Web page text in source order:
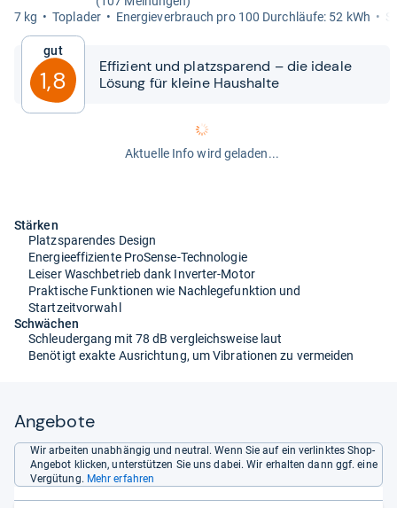
7 kg
Topla­der Ener­gie­ver­brauch pro 100 Durch­läufe: 52 kWh
Gut
1,8
Effi­zi­ent und platz­spa­rend – die ideale
Lösung für kleine Haus­halte
Aktuelle Info wird geladen...
Stärken
Platzsparendes Design
Energieeffiziente ProSense-Technologie
Leiser Waschbetrieb dank Inverter-Motor
Praktische Funktionen wie Nachlegefunktion und
Startzeitvorwahl
Schwächen
Schleudergang mit 78 dB vergleichsweise laut
Benötigt exakte Ausrichtung, um Vibrationen zu vermeiden
Angebote
Wir arbeiten unabhängig und neutral. Wenn Sie auf ein verlinktes Shop-
Angebot klicken, unterstützen Sie uns dabei. Wir erhalten dann ggf. eine
Vergütung. Mehr erfahren